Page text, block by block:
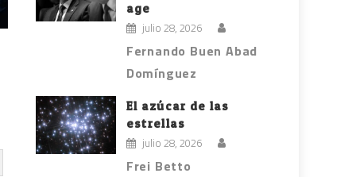
age
julio 28, 2026
Fernando Buen Abad
Domínguez
El azúcar de las
estrellas
julio 28, 2026
Frei Betto